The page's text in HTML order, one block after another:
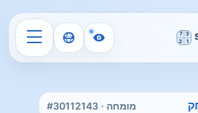
מומחה · #30112143